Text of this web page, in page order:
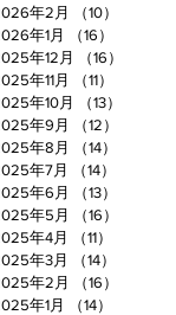
年2月
（10）
年1月
（16）
年12月
（16）
年11月
（11）
年10月
（13）
年9月
（12）
年8月
（14）
年7月
（14）
年6月
（13）
年5月
（16）
年4月
（11）
年3月
（14）
年2月
（16）
年1月
（14）